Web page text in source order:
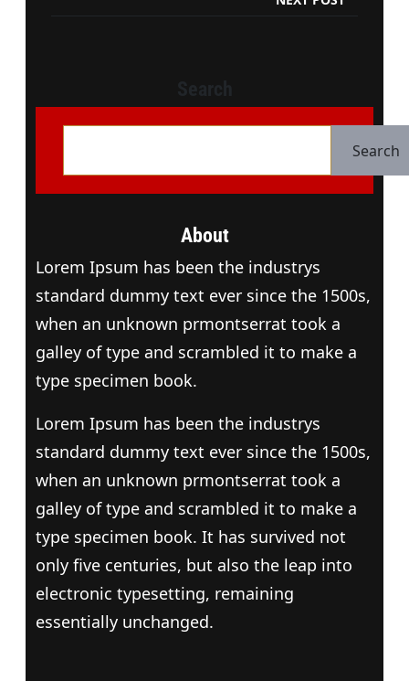
n
Search
About
Lorem Ipsum has been the industrys
standard dummy text ever since the 1500s,
when an unknown prmontserrat took a
galley of type and scrambled it to make a
type specimen book.
Lorem Ipsum has been the industrys
standard dummy text ever since the 1500s,
when an unknown prmontserrat took a
galley of type and scrambled it to make a
type specimen book. It has survived not
only five centuries, but also the leap into
electronic typesetting, remaining
essentially unchanged.